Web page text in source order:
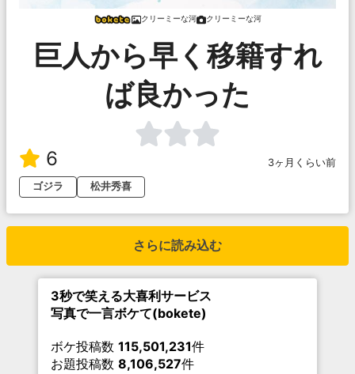
クリーミーな河 クリーミーな河
巨人から早く移籍すれ
ば良かった
6
3ヶ月くらい前
ゴジラ
松井秀喜
さらに読み込む
3秒で笑える大喜利サービス
写真で一言ボケて(bokete)
ボケ投稿数 115,501,231件
お題投稿数 8,106,527件